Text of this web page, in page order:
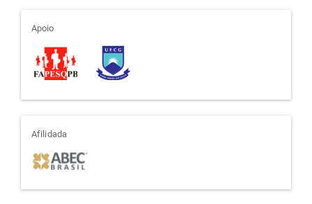
apoio
Apoio
afiliada
Afilidada